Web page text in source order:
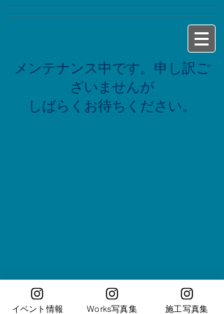
メンテナンス中です。申し訳ご
ざいませんが
しばらくお待ちください。
イベント情報 Works写真集 施工写真集